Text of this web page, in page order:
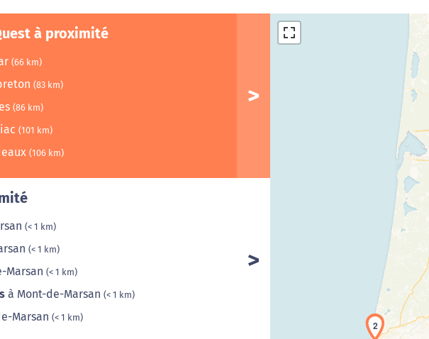
à proximité
(66 km)
(83 km)
(86 km)
(101 km)
(106 km)
(< 1 km)
(< 1 km)
Marsan (< 1 km)
à Mont-de-Marsan (< 1 km)
Marsan (< 1 km)
2